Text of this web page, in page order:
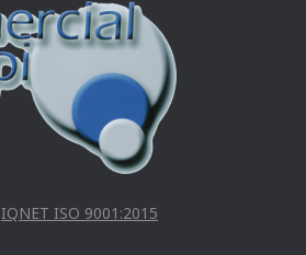
IQNET ISO 9001:2015